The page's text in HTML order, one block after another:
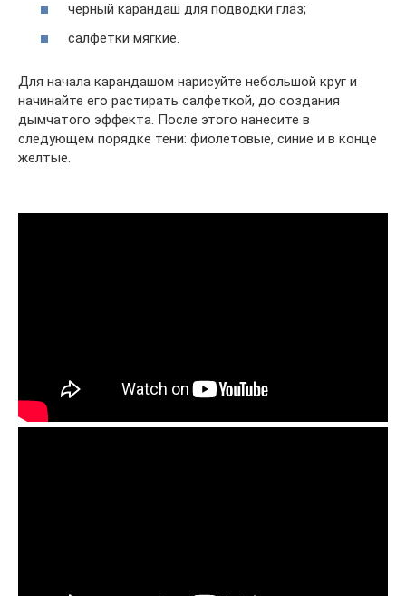
черный карандаш для подводки глаз;
салфетки мягкие.
Для начала карандашом нарисуйте небольшой круг и
начинайте его растирать салфеткой, до создания
дымчатого эффекта. После этого нанесите в
следующем порядке тени: фиолетовые, синие и в конце
желтые.